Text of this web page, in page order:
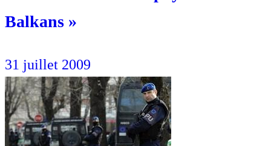
Balkans »
31 juillet 2009